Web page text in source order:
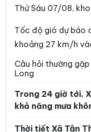
Xã Đôn Châu
Xã Đồng Khởi
Xã Giồng Trôm
Xã Hiệp Mỹ
Xã Hòa Hiệp
Xã Hùng Hòa
Thứ Sáu 07/08,
Tốc độ gió dự báo
khoảng 27 km/h
Câu hỏi thường
Long
Trong 24 giờ tới,
khả năng mưa
Thời tiết Xã Tân